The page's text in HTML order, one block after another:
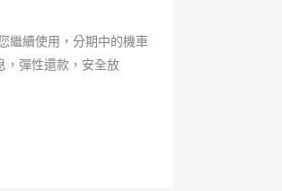
繼續使用，分期中的機車
，彈性還款，安全放